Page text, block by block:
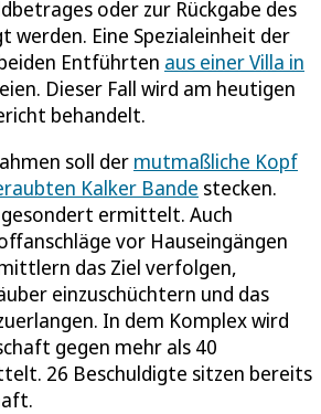
oder zur Rückgabe des
werden. Eine Spezialeinheit der
Entführten aus einer Villa in
Dieser Fall wird am heutigen
behandelt.
soll der mutmaßliche Kopf
Kalker Bande stecken.
gesondert ermittelt. Auch
vor Hauseingängen
das Ziel verfolgen,
einzuschüchtern und das
In dem Komplex wird
gegen mehr als 40
26 Beschuldigte sitzen bereits